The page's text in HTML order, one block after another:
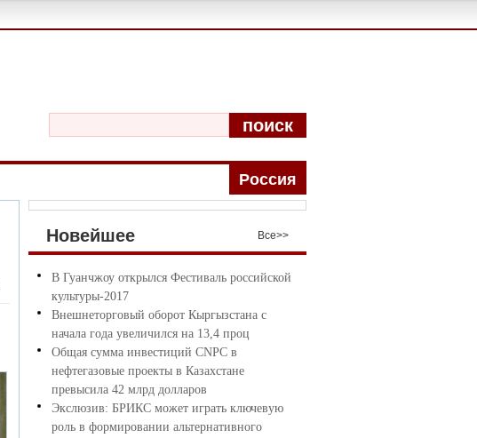
поиск
Pоccия
Новейшее Bce>>
В Гуанчжоу открылся Фестиваль российской
культуры-2017
Внешнеторговый оборот Кыргызстана с
начала года увеличился на 13,4 проц
Общая сумма инвестиций CNPC в
нефтегазовые проекты в Казахстане
превысила 42 млрд долларов
Экслюзив: БРИКС может играть ключевую
роль в формировании альтернативного